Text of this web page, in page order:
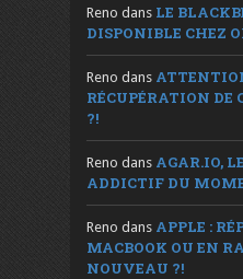
Reno dans LE
DISPONIBLE CHEZ
Reno dans
RÉCUPÉRATION DE
?!
Reno dans AGAR.IO,
ADDICTIF DU
Reno dans APPLE :
MACBOOK OU EN
NOUVEAU ?!